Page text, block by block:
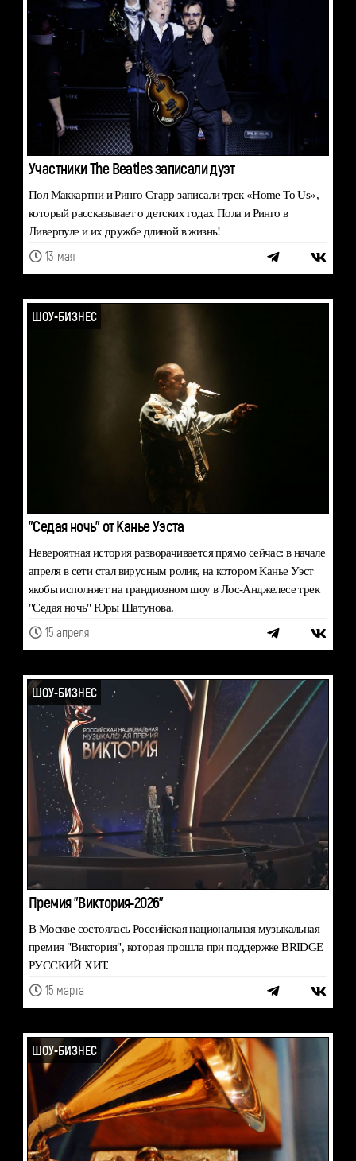
Участники The Beatles записали дуэт
Пол Маккартни и Ринго Старр записали трек «Home To Us»,
который рассказывает о детских годах Пола и Ринго в
Ливерпуле и их дружбе длиной в жизнь!
13 мая
ШОУ-БИЗНЕС
"Седая ночь" от Канье Уэста
Невероятная история разворачивается прямо сейчас: в начале
апреля в сети стал вирусным ролик, на котором Канье Уэст
якобы исполняет на грандиозном шоу в Лос-Анджелесе трек
"Седая ночь" Юры Шатунова.
15 апреля
ШОУ-БИЗНЕС
Премия "Виктория-2026"
В Москве состоялась Российская национальная музыкальная
премия "Виктория", которая прошла при поддержке BRIDGE
РУССКИЙ ХИТ.
15 марта
ШОУ-БИЗНЕС